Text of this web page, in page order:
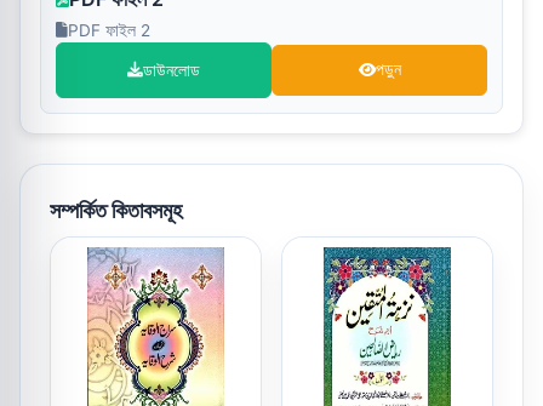
PDF ফাইল 2
ডাউনলোড পড়ুন
সম্পর্কিত কিতাবসমূহ